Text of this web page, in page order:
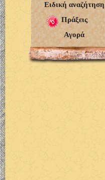
Ειδική αναζήτηση
Πράξεις
Αγορά